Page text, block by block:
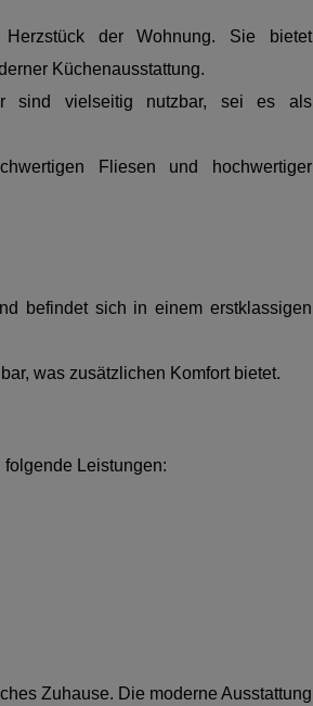
der Wohnung. Sie bietet
Küchenausstattung.
sind vielseitig nutzbar, sei es als
Fliesen und hochwertiger
befindet sich in einem erstklassigen
was zusätzlichen Komfort bietet.
Leistungen:
Zuhause. Die moderne Ausstattung